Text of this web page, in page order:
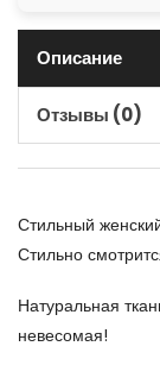
Описание
Отзывы (0)
Стильный
Стильно
Натуральная
невесомая!